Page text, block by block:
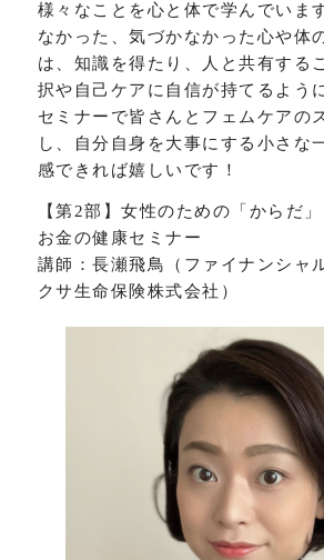
様々なことを心と体で学んでいま
なかった、気づかなかった心や体
は、知識を得たり、人と共有する
択や自己ケアに自信が持てるよう
セミナーで皆さんとフェムケアの
し、自分自身を大事にする小さな
感できれば嬉しいです！
【第2部】女性のための「からだ
お金の健康セミナー
講師：長瀬飛鳥（ファイナンシャ
クサ生命保険株式会社）